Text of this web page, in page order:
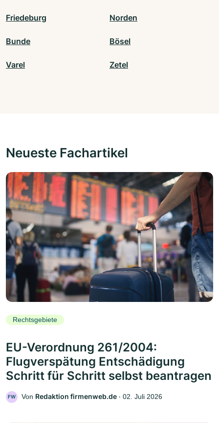
Friedeburg Norden
Bunde Bösel
Varel Zetel
Neueste Fachartikel
Rechtsgebiete
EU-Verordnung 261/2004:
Flugverspätung Entschädigung
Schritt für Schritt selbst beantragen
FW Von Redaktion firmenweb.de ‧ 02. Juli 2026